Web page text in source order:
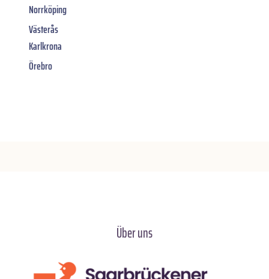
Norrköping
Västerås
Karlkrona
Örebro
Über uns